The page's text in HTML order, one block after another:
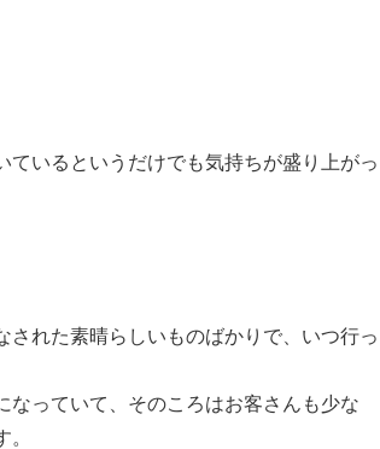
ているというだけでも気持ちが盛り上がっ
れた素晴らしいものばかりで、いつ行っ
なっていて、そのころはお客さんも少な